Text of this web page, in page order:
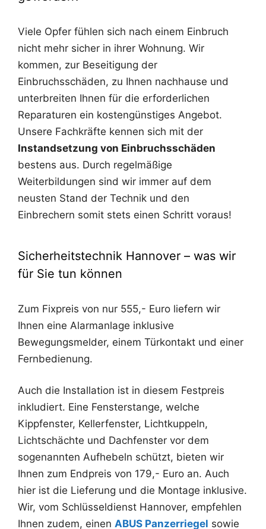
Viele Opfer fühlen sich nach einem Einbruch
nicht mehr sicher in ihrer Wohnung. Wir
kommen, zur Beseitigung der
Einbruchsschäden, zu Ihnen nachhause und
unterbreiten Ihnen für die erforderlichen
Reparaturen ein kostengünstiges Angebot.
Unsere Fachkräfte kennen sich mit der
Instandsetzung von Einbruchsschäden
bestens aus. Durch regelmäßige
Weiterbildungen sind wir immer auf dem
neusten Stand der Technik und den
Einbrechern somit stets einen Schritt voraus!
Sicherheitstechnik Hannover – was wir
für Sie tun können
Zum Fixpreis von nur 555,- Euro liefern wir
Ihnen eine Alarmanlage inklusive
Bewegungsmelder, einem Türkontakt und einer
Fernbedienung.
Auch die Installation ist in diesem Festpreis
inkludiert. Eine Fensterstange, welche
Kippfenster, Kellerfenster, Lichtkuppeln,
Lichtschächte und Dachfenster vor dem
sogenannten Aufhebeln schützt, bieten wir
Ihnen zum Endpreis von 179,- Euro an. Auch
hier ist die Lieferung und die Montage inklusive.
Wir, vom Schlüsseldienst Hannover, empfehlen
Ihnen zudem, einen ABUS Panzerriegel sowie